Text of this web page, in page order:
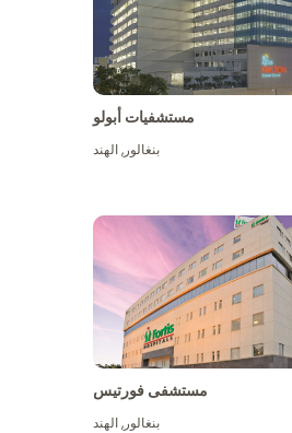
مستشفيات أبولو
بنغالور,الهند
مستشفى فورتيس
بنغالور,الهند